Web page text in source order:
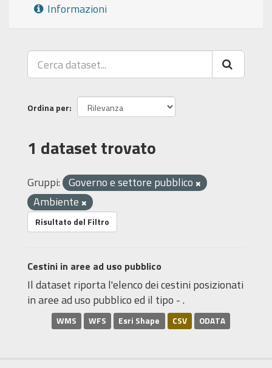
Informazioni
Ordina per
1 dataset trovato
Gruppi: Governo e settore pubblico
Ambiente
Risultato del Filtro
Cestini in aree ad uso pubblico
Il dataset riporta l'elenco dei cestini posizionati
in aree ad uso pubblico ed il tipo - .
WMS WFS Esri Shape CSV ODATA